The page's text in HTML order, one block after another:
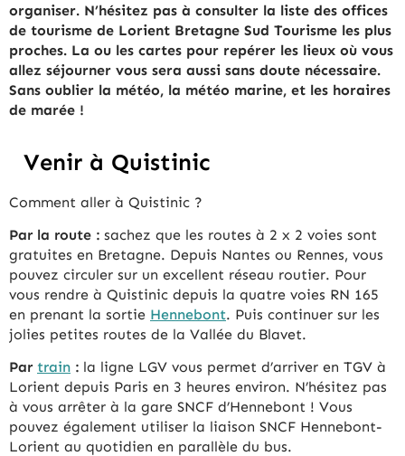
organiser. N’hésitez pas à consulter la liste des offices
de tourisme de Lorient Bretagne Sud Tourisme les plus
proches. La ou les cartes pour repérer les lieux où vous
allez séjourner vous sera aussi sans doute nécessaire.
Sans oublier la météo, la météo marine, et les horaires
de marée !
Venir à Quistinic
Comment aller à Quistinic ?
Par la route : sachez que les routes à 2 x 2 voies sont
gratuites en Bretagne. Depuis Nantes ou Rennes, vous
pouvez circuler sur un excellent réseau routier. Pour
vous rendre à Quistinic depuis la quatre voies RN 165
en prenant la sortie Hennebont. Puis continuer sur les
jolies petites routes de la Vallée du Blavet.
Par train : la ligne LGV vous permet d’arriver en TGV à
Lorient depuis Paris en 3 heures environ. N’hésitez pas
à vous arrêter à la gare SNCF d’Hennebont ! Vous
pouvez également utiliser la liaison SNCF Hennebont-
Lorient au quotidien en parallèle du bus.